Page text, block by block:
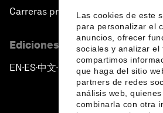
Las cookies de este
para personalizar el
anuncios, ofrecer
sociales y analizar el
compartimos
que haga del sitio
partners de redes
análisis web,
combinarla con otra
Carreras profesionales
Ediciones en otros idiomas
EN ▪ES▪中文▪ 日本語